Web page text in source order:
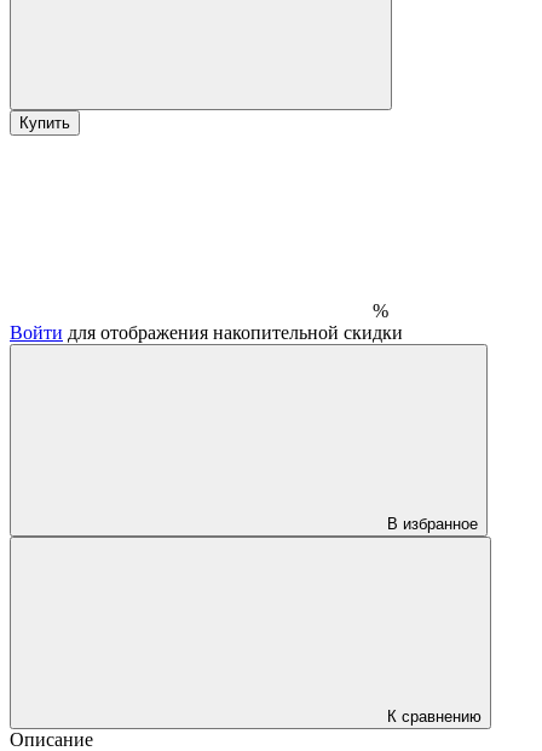
Купить
%
Войти для отображения накопительной скидки
В избранное
К сравнению
Описание